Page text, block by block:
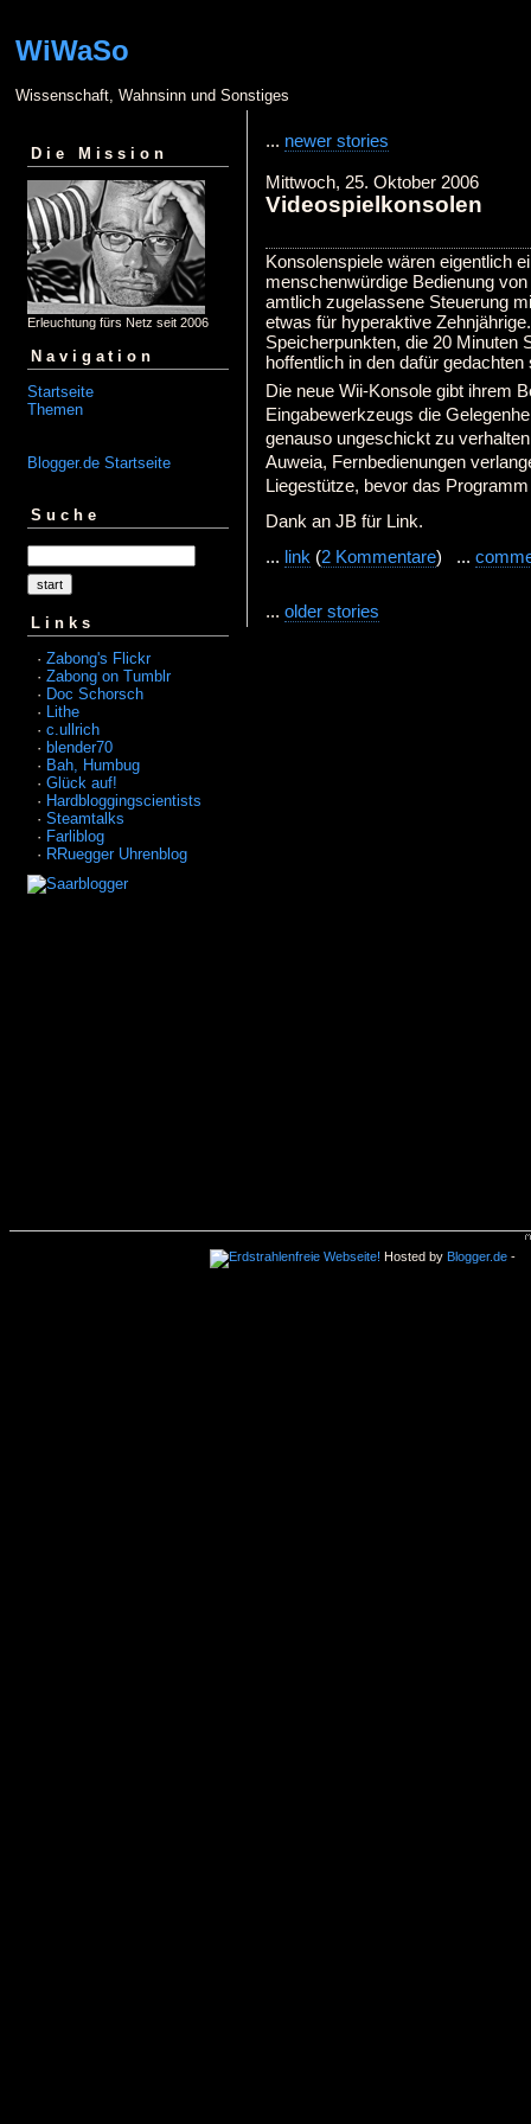
WiWaSo
Wissenschaft, Wahnsinn und Sonstiges
Die Mission
Erleuchtung fürs Netz seit 2006
Navigation
Startseite
Themen
Blogger.de Startseite
Suche
Links
· Zabong's Flickr
· Zabong on Tumblr
· Doc Schorsch
· Lithe
· c.ullrich
· blender70
· Bah, Humbug
· Glück auf!
· Hardbloggingscientists
· Steamtalks
· Farliblog
· RRuegger Uhrenblog
... newer stories
Mittwoch, 25. Oktober 2006
Videospielkonsolen
Konsolenspiele wären eigentlich
menschenwürdige Bedienung
amtlich zugelassene Steuerung
etwas für hyperaktive
Speicherpunkten, die 20 Minuten
hoffentlich in den dafür
Die neue Wii-Konsole gibt ihrem
Eingabewerkzeugs die
genauso ungeschickt zu
Auweia, Fernbedienungen
Liegestütze, bevor das
Dank an JB für Link.
... link (2 Kommentare) ...
... older stories
Hosted by Blogger.de-